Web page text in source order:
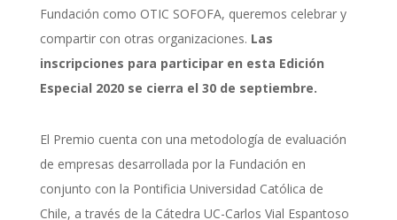
Fundación como OTIC SOFOFA, queremos celebrar y
compartir con otras organizaciones. Las
inscripciones para participar en esta Edición
Especial 2020 se cierra el 30 de septiembre.
El Premio cuenta con una metodología de evaluación
de empresas desarrollada por la Fundación en
conjunto con la Pontificia Universidad Católica de
Chile, a través de la Cátedra UC-Carlos Vial Espantoso